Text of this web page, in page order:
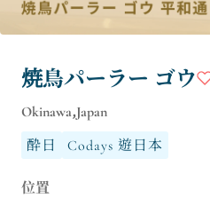
焼鳥パーラー ゴウ
Okinawa,Japan
酔日
Codays 遊日本
位置